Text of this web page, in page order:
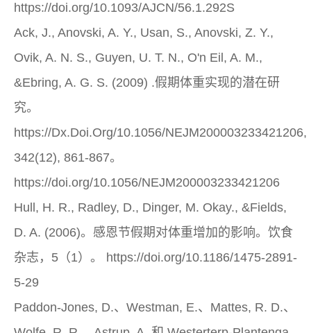
https://doi.org/10.1093/AJCN/56.1.292S
Ack, J., Anovski, A. Y., Usan, S., Anovski, Z. Y.,
Ovik, A. N. S., Guyen, U. T. N., O'n Eil, A. M.,
&Ebring, A. G. S. (2009) .假期体重实现的潜在研
究。
https://Dx.Doi.Org/10.1056/NEJM200003233421206,
342(12), 861-867。
https://doi.org/10.1056/NEJM200003233421206
Hull, H. R., Radley, D., Dinger, M. Okay., &Fields,
D. A. (2006)。感恩节假期对体重增加的影响。饮食
杂志，5（1）。 https://doi.org/10.1186/1475-2891-
5-29
Paddon-Jones, D.、Westman, E.、Mattes, R. D.、